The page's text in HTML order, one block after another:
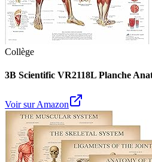
Collège
3B Scientific VR2118L Planche
Voir sur Amazon